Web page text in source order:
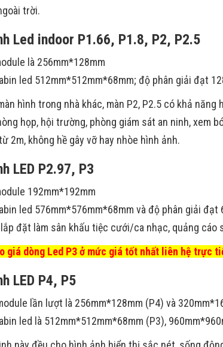
trời.
Led indoor P1.66, P1.8, P2, P2.5
là 256mm*128mm
led 512mm*512mm*68mm; độ phân giải đạt
hình trong nhà khác, màn P2, P2.5 có khả
họp, hội trường, phòng giám sát an ninh, xem
2m, không hề gây vỡ hay nhòe hình ảnh.
LED P2.97, P3
192mm*192mm
led 576mm*576mm*68mm và độ phân giải
đặt làm sân khấu tiệc cưới/ca nhạc, quảng cáo
giá dòng Led P3 ở mức giá tốt nhất liên hệ trực
LED P4, P5
lần lượt là 256mm*128mm (P4) và
led là 512mm*512mm*68mm (P3),